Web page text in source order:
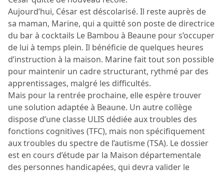
Aujourd’hui, César est déscolarisé. Il reste auprès de
sa maman, Marine, qui a quitté son poste de directrice
du bar à cocktails Le Bambou à Beaune pour s’occuper
de lui à temps plein. Il bénéficie de quelques heures
d’instruction à la maison. Marine fait tout son possible
pour maintenir un cadre structurant, rythmé par des
apprentissages, malgré les difficultés.
Mais pour la rentrée prochaine, elle espère trouver
une solution adaptée à Beaune. Un autre collège
dispose d’une classe ULIS dédiée aux troubles des
fonctions cognitives (TFC), mais non spécifiquement
aux troubles du spectre de l’autisme (TSA). Le dossier
est en cours d’étude par la Maison départementale
des personnes handicapées, qui devra valider le